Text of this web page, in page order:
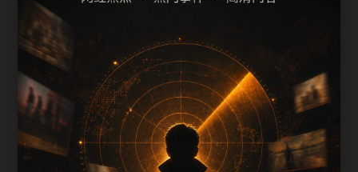
页面保留清晰的栏目路径、站内推荐和 sitemap 入
口，方便继续浏览同主题内容。
内容归集说明
今日黑料+吃瓜免费合集会按栏目持续补充新内容，